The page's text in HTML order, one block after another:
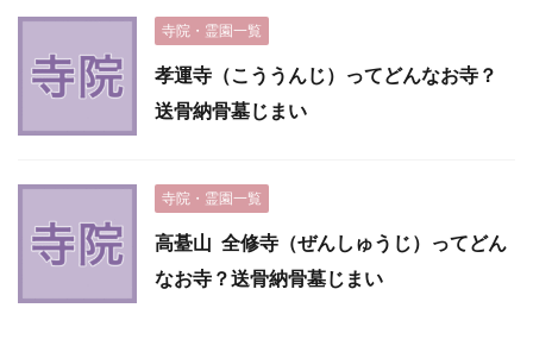
寺院・霊園一覧
孝運寺（こううんじ）ってどんなお寺？
送骨納骨墓じまい
寺院・霊園一覧
高䑓山 全修寺（ぜんしゅうじ）ってどん
なお寺？送骨納骨墓じまい